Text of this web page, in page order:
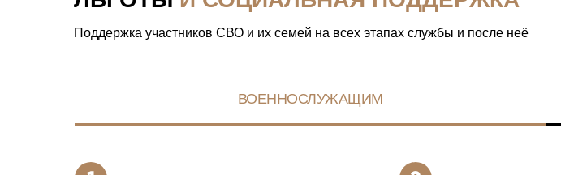
Поддержка участников СВО и их семей на всех этапах службы и после неё
ВОЕННОСЛУЖАЩИМ